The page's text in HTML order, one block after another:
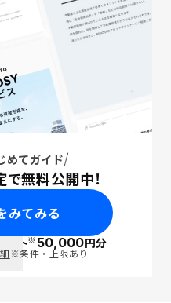
めてガイド
無料公開中！
みてみる
ント※50,000円分
※条件・上限あり